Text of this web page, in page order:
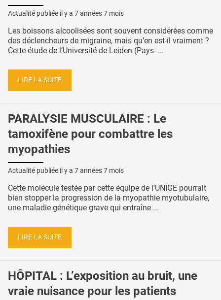
Actualité publiée il y a 7 années 7 mois
Les boissons alcoolisées sont souvent considérées comme
des déclencheurs de migraine, mais qu’en est-il vraiment ?
Cette étude de l’Université de Leiden (Pays- ...
LIRE LA SUITE
PARALYSIE MUSCULAIRE : Le
tamoxifène pour combattre les
myopathies
Actualité publiée il y a 7 années 7 mois
Cette molécule testée par cette équipe de l'UNIGE pourrait
bien stopper la progression de la myopathie myotubulaire,
une maladie génétique grave qui entraîne ...
LIRE LA SUITE
HÔPITAL : L’exposition au bruit, une
vraie nuisance pour les patients